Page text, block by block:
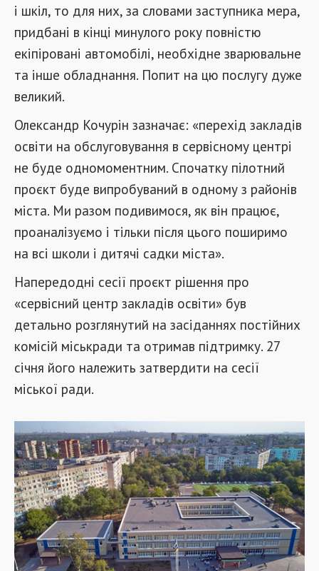
і шкіл, то для них, за словами заступника мера,
придбані в кінці минулого року повністю
екіпіровані автомобілі, необхідне зварювальне
та інше обладнання. Попит на цю послугу дуже
великий.
Олександр Кочурін зазначає: «перехід закладів
освіти на обслуговування в сервісному центрі
не буде одномоментним. Спочатку пілотний
проєкт буде випробуваний в одному з районів
міста. Ми разом подивимося, як він працює,
проаналізуємо і тільки після цього поширимо
на всі школи і дитячі садки міста».
Напередодні сесії проєкт рішення про
«сервісний центр закладів освіти» був
детально розглянутий на засіданнях постійних
комісій міськради та отримав підтримку. 27
січня його належить затвердити на сесії
міської ради.